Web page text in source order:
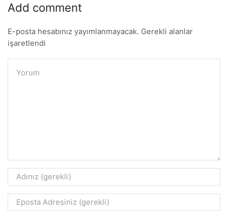
Add comment
E-posta hesabınız yayımlanmayacak. Gerekli alanlar
işaretlendi